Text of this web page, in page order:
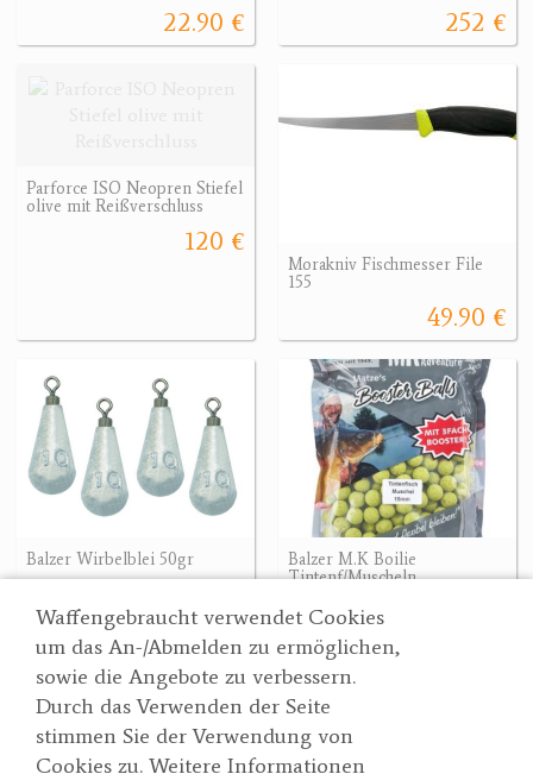
Waffengebraucht verwendet Cookies
um das An-/Abmelden zu ermöglichen,
sowie die Angebote zu verbessern.
Durch das Verwenden der Seite
stimmen Sie der Verwendung von
Cookies zu. Weitere Informationen
22.90 € 252 €
Parforce ISO Neopren Stiefel
olive mit Reißverschluss
120 €
Morakniv Fischmesser File
155
49.90 €
Balzer Wirbelblei 50gr
Balzer M.K Boilie
Tintenf/Muscheln
Suche
Partner
Wertgarner 1820
Jagd & SporthandelsgmbH